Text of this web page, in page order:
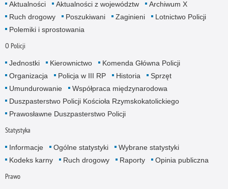
Aktualności Aktualności z województw
Archiwum X
Ruch drogowy
Poszukiwani Zaginieni
Lotnictwo Policji
Polemiki i sprostowania
O Policji
Jednostki Kierownictwo
Komenda Główna Policji
Organizacja
Policja w III RP Historia
Sprzęt
Umundurowanie
Współpraca międzynarodowa
Duszpasterstwo Policji Kościoła Rzymskokatolickiego
Prawosławne Duszpasterstwo Policji
Statystyka
Informacje Ogólne statystyki
Wybrane statystyki
Kodeks karny
Ruch drogowy Raporty Opinia publiczna
Prawo